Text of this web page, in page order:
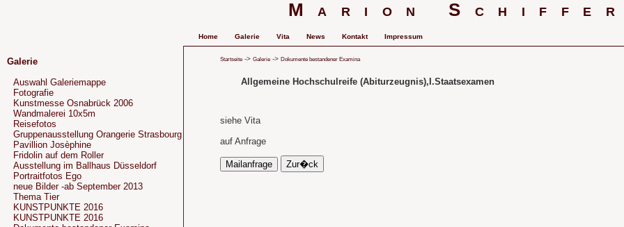
Marion
Home Galerie Vita News Kontakt Impressum
Startseite ->Galerie ->Dokumente bestandener Examina
Allgemeine Hochschulreife (Abiturzeugnis),I.Staatsexamen
siehe Vita
auf Anfrage
Galerie
Auswahl Galeriemappe
Fotografie
Kunstmesse Osnabrück 2006
Wandmalerei 10x5m
Reisefotos
Gruppenausstellung Orangerie Strasbourg
Pavillion Josèphine
Fridolin auf dem Roller
Ausstellung im Ballhaus Düsseldorf
Portraitfotos Ego
neue Bilder -ab September 2013
Thema Tier
KUNSTPUNKTE 2016
KUNSTPUNKTE 2016